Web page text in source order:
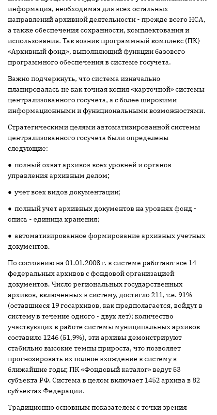
информация, необходимая для всех остальных
направлений архивной деятельности - прежде всего НСА,
а также обеспечения сохранности, комплектования и
использования. Так возник программный комплекс (ПК)
«Архивный фонд», выполняющий функции базового
программного обеспечения в системе госучета.
Важно подчеркнуть, что система изначально
планировалась не как точная копия «карточной» системы
централизованного госучета, а с более широкими
информационными и функциональными возможностями.
Стратегическими целями автоматизированной системы
централизованного госучета были определены
следующие:
● полный охват архивов всех уровней и органов
управления архивным делом;
● учет всех видов документации;
● полный учет архивных документов на уровнях фонд -
опись - единица хранения;
● автоматизированное формирование архивных учетных
документов.
По состоянию на 01.01.2008 г. в системе работают все 14
федеральных архивов с фондовой организацией
документов. Число региональных государственных
архивов, включенных в систему, достигло 211, т.е. 91%
(оставшиеся 19 госархивов, как предполагается, войдут в
систему в течение одного - двух лет); количество
участвующих в работе системы муниципальных архивов
составило 1246 (51,9%), эти архивы демонстрируют
стабильно высокие темпы прироста, что позволяет
прогнозировать их полное вхождение в систему в
ближайшие годы; ПК «Фондовый каталог» ведут 53
субъекта РФ. Система в целом включает 1452 архива в 82
субъектах Федерации.
Традиционно основным показателем с точки зрения